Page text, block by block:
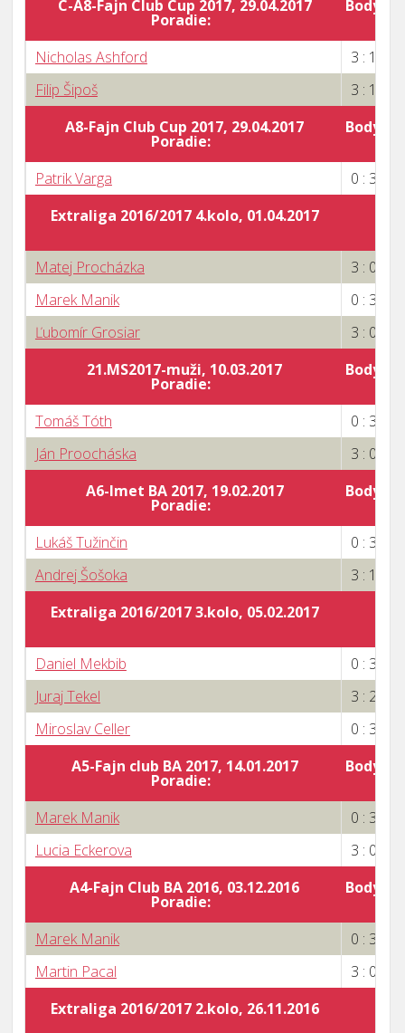
C-A8-Fajn Club Cup 2017, 29.04.2017
Poradie:
Body
Nicholas Ashford
3 : 1
Filip Šipoš
3 : 1
A8-Fajn Club Cup 2017, 29.04.2017
Poradie:
Body
Patrik Varga
0 : 3
Extraliga 2016/2017 4.kolo, 01.04.2017
Matej Procházka
3 : 0
Marek Manik
0 : 3
Ľubomír Grosiar
3 : 0
21.MS2017-muži, 10.03.2017
Poradie:
Body
Tomáš Tóth
0 : 3
Ján Proocháska
3 : 0
A6-Imet BA 2017, 19.02.2017
Poradie:
Body
Lukáš Tužinčin
0 : 3
Andrej Šošoka
3 : 1
Extraliga 2016/2017 3.kolo, 05.02.2017
Daniel Mekbib
0 : 3
Juraj Tekel
3 : 2
Miroslav Celler
0 : 3
A5-Fajn club BA 2017, 14.01.2017
Poradie:
Body
Marek Manik
0 : 3
Lucia Eckerova
3 : 0
A4-Fajn Club BA 2016, 03.12.2016
Poradie:
Body
Marek Manik
0 : 3
Martin Pacal
3 : 0
Extraliga 2016/2017 2.kolo, 26.11.2016